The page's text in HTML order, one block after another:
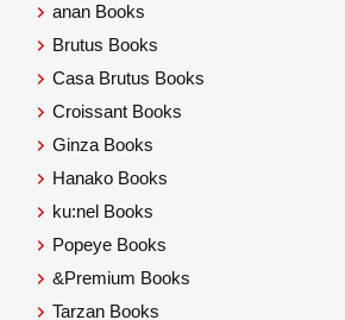
anan Books
Brutus Books
Casa Brutus Books
Croissant Books
Ginza Books
Hanako Books
ku:nel Books
Popeye Books
&Premium Books
Tarzan Books